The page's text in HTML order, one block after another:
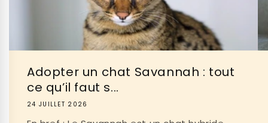
Adopter un chat Savannah : tout
ce qu’il faut s...
24 JUILLET 2026